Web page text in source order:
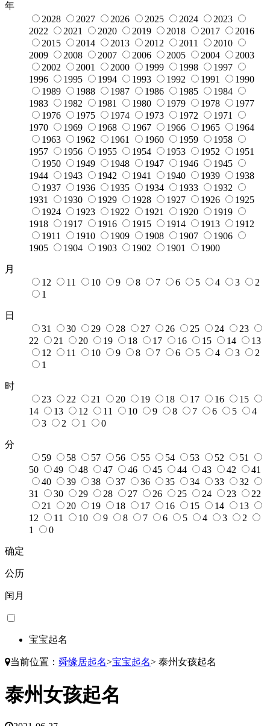
年
2028
2027 2026 2025 2024
2023
2022
2021 2020 2019 2018 2017
2016
2015
2014 2013 2012 2011
2010
2009
2008 2007 2006 2005 2004
2003
2002
2001 2000 1999 1998
1997
1996
1995 1994 1993 1992 1991
1990
1989
1988 1987 1986 1985
1984
1983
1982 1981 1980 1979 1978
1977
1976
1975 1974 1973 1972
1971
1970
1969 1968 1967 1966 1965
1964
1963
1962 1961 1960 1959
1958
1957
1956 1955 1954 1953 1952
1951
1950
1949 1948 1947 1946
1945
1944
1943 1942 1941 1940 1939
1938
1937
1936 1935 1934 1933
1932
1931
1930 1929 1928 1927 1926
1925
1924
1923 1922 1921 1920
1919
1918
1917 1916 1915 1914 1913
1912
1911
1910 1909 1908 1907
1906
1905
1904 1903 1902 1901 1900
月
12
11 10 9 8 7 6 5 4 3
2
1
日
31
30 29 28 27 26 25 24
23
22
21 20 19 18 17 16 15 14
13
12
11 10 9 8 7 6 5 4 3
2
1
时
23
22 21 20 19 18 17 16
15
14
13 12 11 10 9 8 7 6 5
4
3
2 1 0
分
59
58 57 56 55 54 53 52
51
50
49 48 47 46 45 44 43 42
41
40
39 38 37 36 35 34 33
32
31
30 29 28 27 26 25 24 23
22
21
20 19 18 17 16 15 14
13
12
11 10 9 8 7 6 5 4 3
2
1
0
确定
公历
闰月
宝宝起名
当前位置： 舜缘居起名>宝宝起名> 泰州女孩起名
泰州女孩起名